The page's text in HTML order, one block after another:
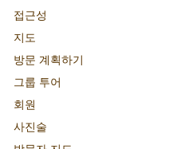
접근성
지도
방문 계획하기
그룹 투어
회원
사진술